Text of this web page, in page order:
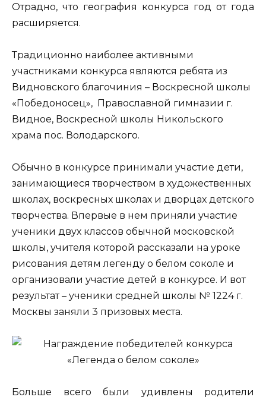
Отрадно, что география конкурса год от года
расширяется.
Традиционно наиболее активными
участниками конкурса являются ребята из
Видновского благочиния – Воскресной школы
«Победоносец», Православной гимназии г.
Видное, Воскресной школы Никольского
храма пос. Володарского.
Обычно в конкурсе принимали участие дети,
занимающиеся творчеством в художественных
школах, воскресных школах и дворцах детского
творчества. Впервые в нем приняли участие
ученики двух классов обычной московской
школы, учителя которой рассказали на уроке
рисования детям легенду о белом соколе и
организовали участие детей в конкурсе. И вот
результат – ученики средней школы № 1224 г.
Москвы заняли 3 призовых места.
Больше всего были удивлены родители